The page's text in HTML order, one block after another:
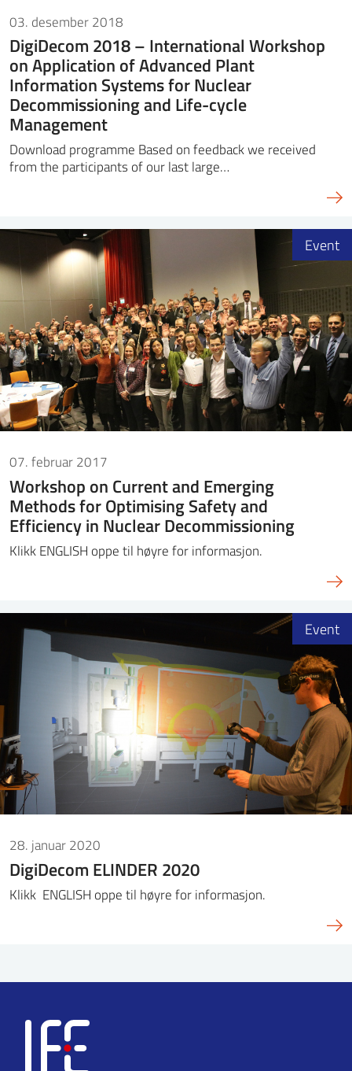
03. desember 2018
DigiDecom 2018 – International Workshop
on Application of Advanced Plant
Information Systems for Nuclear
Decommissioning and Life-cycle
Management
Download programme Based on feedback we received
from the participants of our last large…
07. februar 2017
Workshop on Current and Emerging
Methods for Optimising Safety and
Efficiency in Nuclear Decommissioning
Klikk ENGLISH oppe til høyre for informasjon.
Event
28. januar 2020
DigiDecom ELINDER 2020
Klikk ENGLISH oppe til høyre for informasjon.
Event